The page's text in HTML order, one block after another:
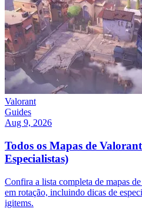
Valorant
Guides
Aug 9, 2026
Todos os Mapas de
Especialistas)
Confira a lista completa de mapas
em rotação, incluindo dicas de
igitems.